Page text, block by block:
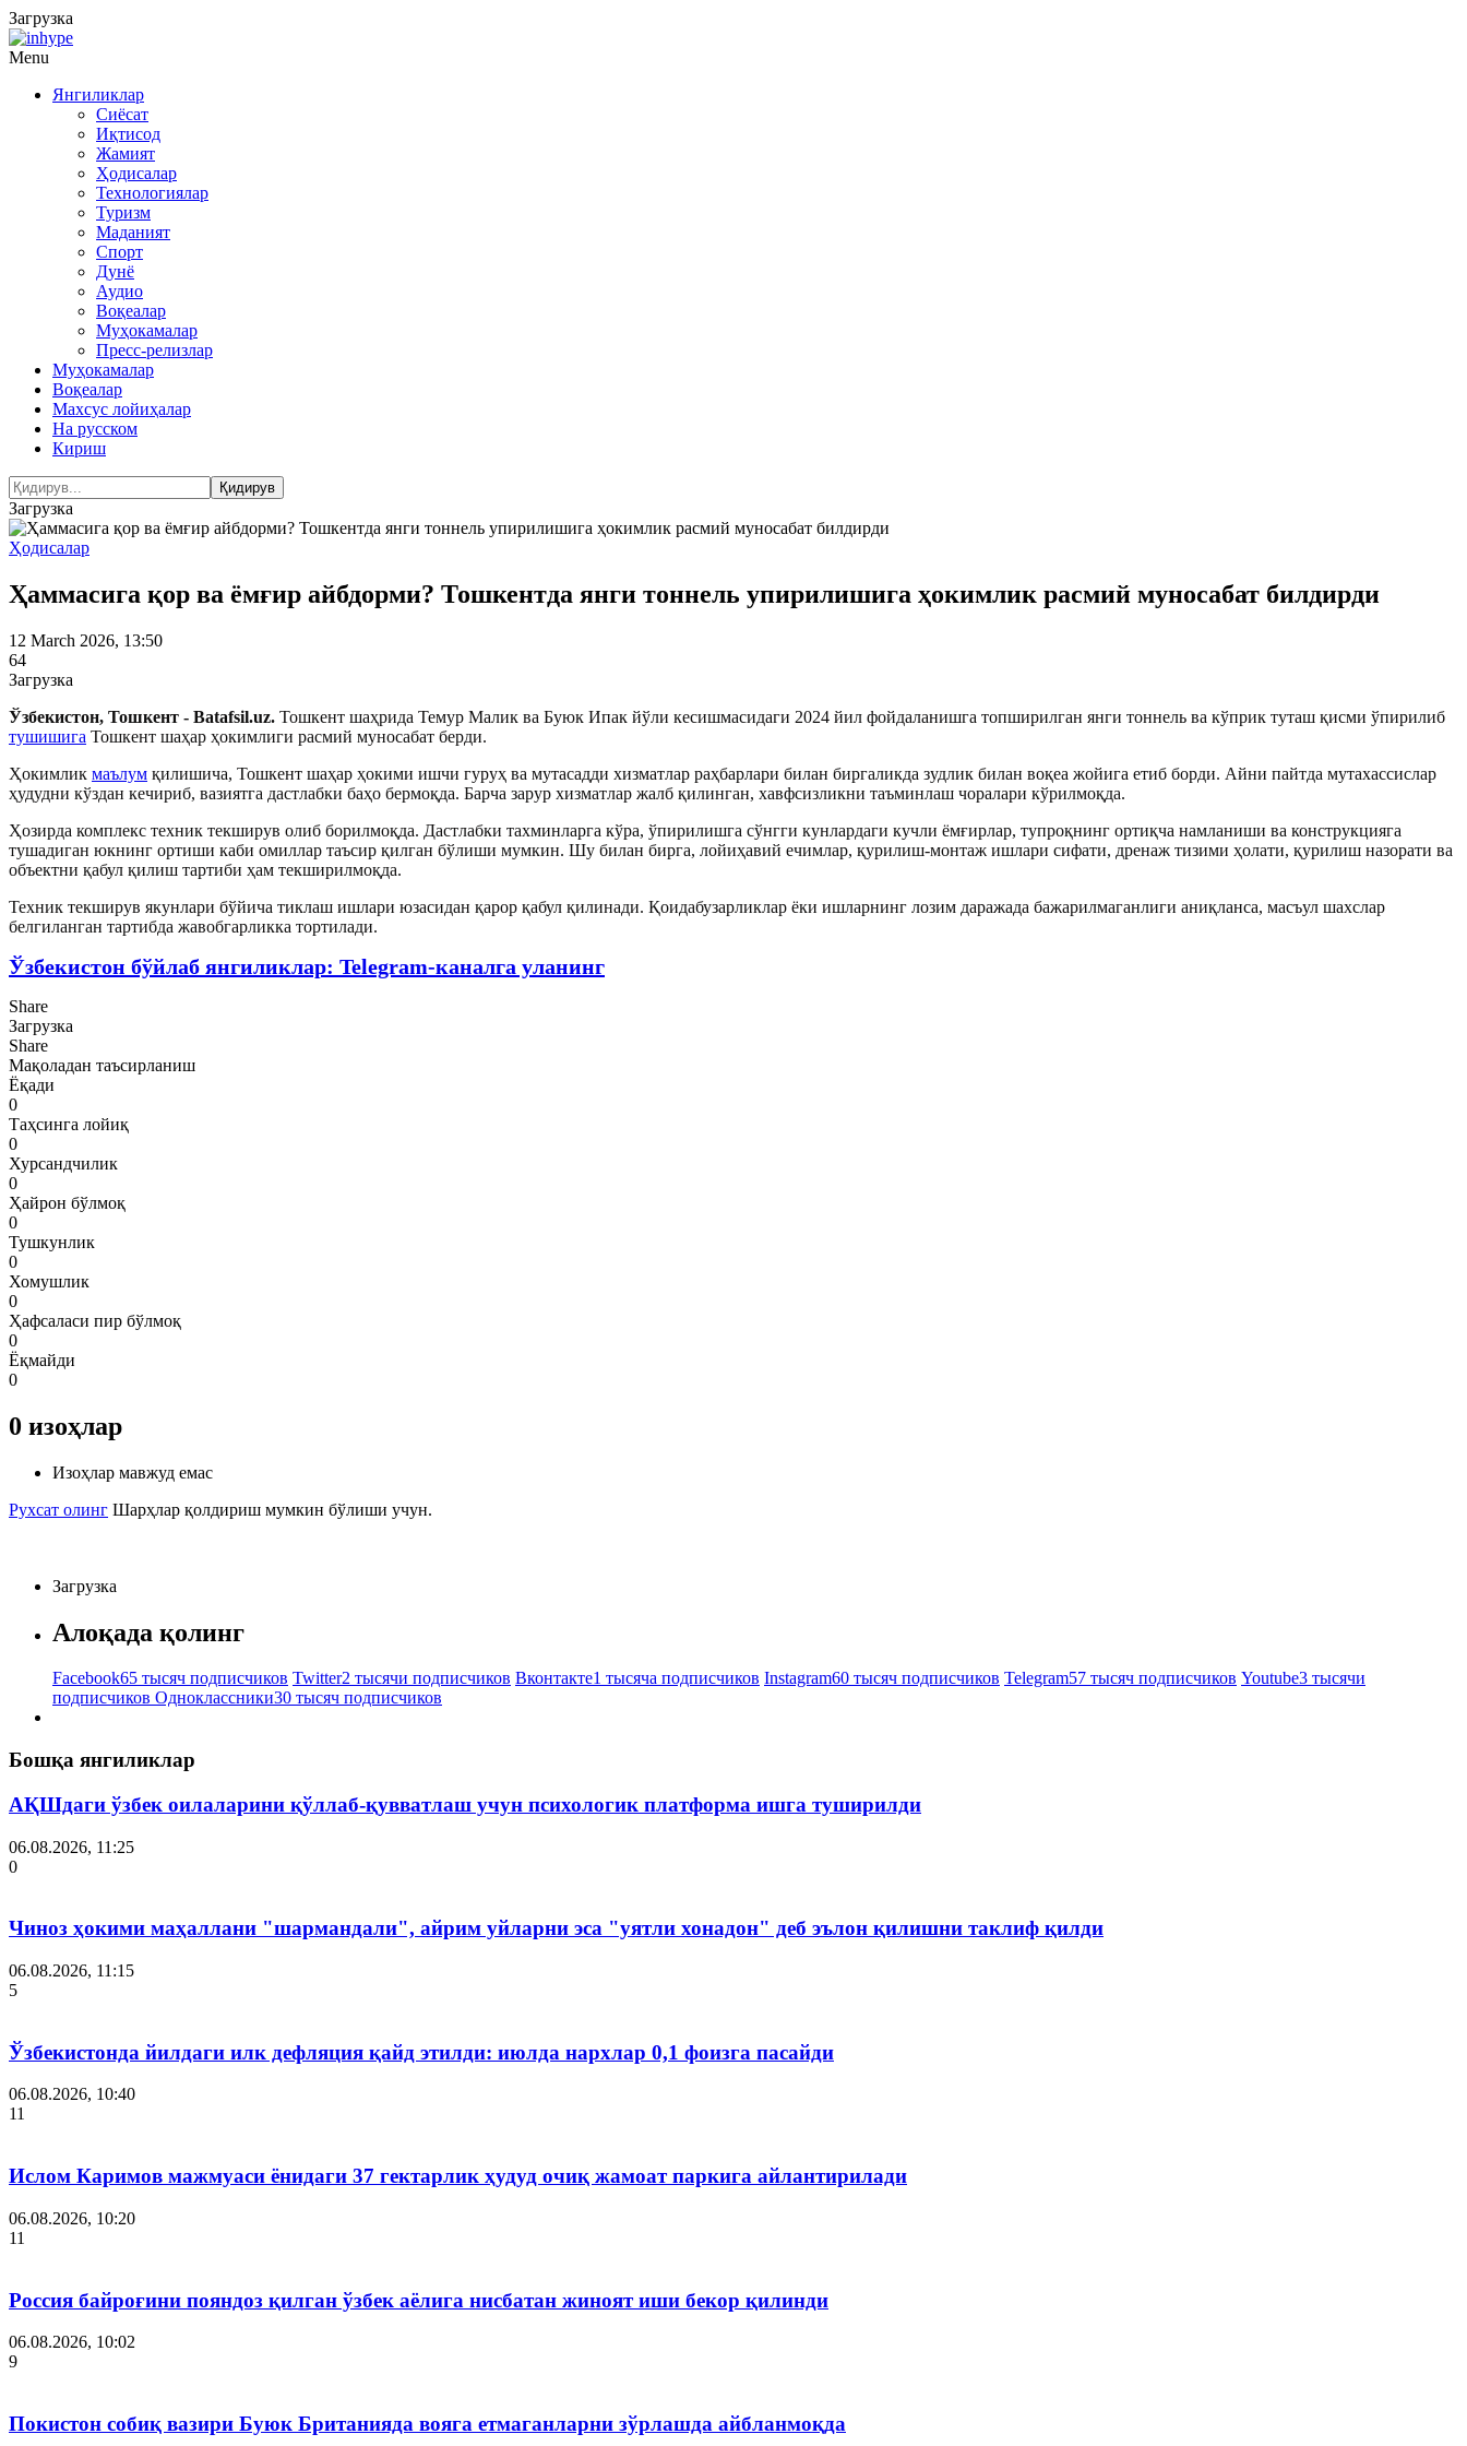
Загрузка
Menu
Янгиликлар
Сиёсат
Иқтисод
Жамият
Ҳодисалар
Технологиялар
Туризм
Маданият
Спорт
Дунё
Аудио
Воқеалар
Муҳокамалар
Пресс-релизлар
Муҳокамалар
Воқеалар
Махсус лойиҳалар
На русском
Кириш
Загрузка
Ҳодисалар
Ҳаммасига қор ва ёмғир айбдорми? Тошкентда янги тоннель упирилишига ҳокимлик расмий муносабат билдирди
12 March 2026, 13:50
64
Загрузка
Ўзбекистон, Тошкент - Batafsil.uz. Тошкент шаҳрида Темур Малик ва Буюк Ипак йўли кесишмасидаги 2024 йил фойдаланишга топширилган янги тоннель ва кўприк туташ қисми ўпирилиб
тушишига Тошкент шаҳар ҳокимлиги расмий муносабат берди.
Ҳокимлик маълум қилишича, Тошкент шаҳар ҳокими ишчи гуруҳ ва мутасадди хизматлар раҳбарлари билан биргаликда зудлик билан воқеа жойига етиб борди. Айни пайтда мутaxассислар
ҳудудни кўздан кечириб, вазиятга дастлабки баҳо бермоқда. Барча зарур хизматлар жалб қилинган, хавфсизликни таъминлаш чоралари кўрилмоқда.
Ҳозирда комплекс техник текширув олиб борилмоқда. Дастлабки тахминларга кўра, ўпирилишга сўнгги кунлардаги кучли ёмғирлар, тупроқнинг ортиқча намланиши ва конструкцияга
тушадиган юкнинг ортиши каби омиллар таъсир қилган бўлиши мумкин. Шу билан бирга, лойиҳавий ечимлар, қурилиш-монтаж ишлари сифати, дренаж тизими ҳолати, қурилиш назорати ва
объектни қабул қилиш тартиби ҳам текширилмоқда.
Техник текширув якунлари бўйича тиклаш ишлари юзасидан қарор қабул қилинади. Қоидабузарликлар ёки ишларнинг лозим даражада бажарилмаганлиги аниқланса, масъул шахслар
белгиланган тартибда жавобгарликка тортилади.
Ўзбекистон бўйлаб янгиликлар: Telegram-каналга уланинг
Share
Загрузка
Share
Мақоладан таъсирланиш
Ёқади
0
Таҳсинга лойиқ
0
Хурсандчилик
0
Ҳайрон бўлмоқ
0
Тушкунлик
0
Хомушлик
0
Ҳафсаласи пир бўлмоқ
0
Ёқмайди
0
0 изоҳлар
Изоҳлар мавжуд емас
Рухсат олинг Шарҳлар қолдириш мумкин бўлиши учун.
Загрузка
Алоқада қолинг
Facebook65 тысяч подписчиков Twitter2 тысячи подписчиков Вконтакте1 тысяча подписчиков Instagram60 тысяч подписчиков Telegram57 тысяч подписчиков Youtube3 тысячи
подписчиков Одноклассники30 тысяч подписчиков
Бошқа янгиликлар
АҚШдаги ўзбек оилаларини қўллаб-қувватлаш учун психологик платформа ишга туширилди
06.08.2026, 11:25
0
Чиноз ҳокими маҳаллани "шармандали", айрим уйларни эса "уятли хонадон" деб эълон қилишни таклиф қилди
06.08.2026, 11:15
5
Ўзбекистонда йилдаги илк дефляция қайд этилди: июлда нархлар 0,1 фоизга пасайди
06.08.2026, 10:40
11
Ислом Каримов мажмуаси ёнидаги 37 гектарлик ҳудуд очиқ жамоат паркига айлантирилади
06.08.2026, 10:20
11
Россия байроғини пояндоз қилган ўзбек аёлига нисбатан жиноят иши бекор қилинди
06.08.2026, 10:02
9
Покистон собиқ вазири Буюк Британияда вояга етмаганларни зўрлашда айбланмоқда